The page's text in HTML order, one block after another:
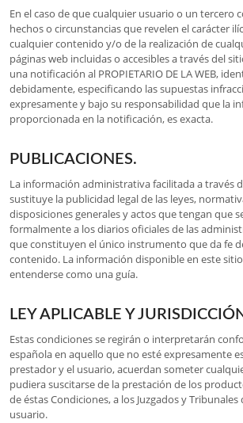
En el caso de que cualquier usuario o un tercero
hechos o circunstancias que revelen el carácter
cualquier contenido y/o de la realización de
páginas web incluidas o accesibles a través del
una notificación al PROPIETARIO DE LA WEB,
debidamente, especificando las supuestas
expresamente y bajo su responsabilidad que la
proporcionada en la notificación, es exacta.
PUBLICACIONES.
La información administrativa facilitada a través
sustituye la publicidad legal de las leyes,
disposiciones generales y actos que tengan que
formalmente a los diarios oficiales de las
que constituyen el único instrumento que da fe
contenido. La información disponible en este
entenderse como una guía.
LEY APLICABLE Y
Estas condiciones se regirán o interpretarán
española en aquello que no esté expresamente
prestador y el usuario, acuerdan someter
pudiera suscitarse de la prestación de los
de éstas Condiciones, a los Juzgados y
usuario.